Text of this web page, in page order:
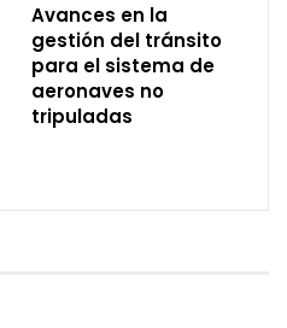
Avances en la
gestión del tránsito
para el sistema de
aeronaves no
tripuladas